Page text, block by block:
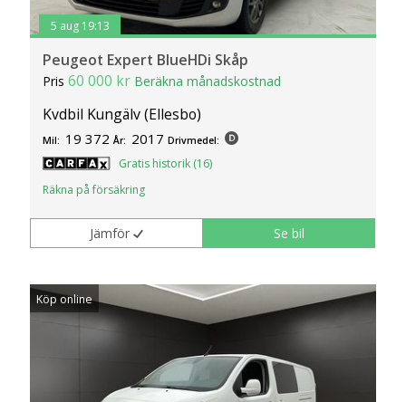
5 aug 19:13
Peugeot Expert BlueHDi Skåp
Pris60 000 kr Beräkna månadskostnad
Kvdbil Kungälv (Ellesbo)
Mil: 19 372 År: 2017 Drivmedel:
Gratis historik (16)
Räkna på försäkring
Jämför Se bil
Köp online